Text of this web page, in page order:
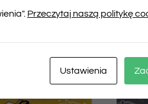
Przeczytaj naszą politykę
Ustawienia